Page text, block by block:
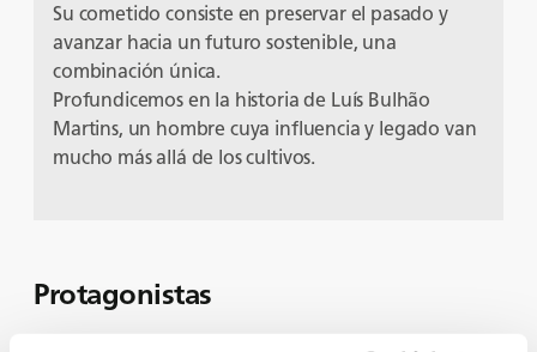
Su cometido consiste en preservar el pasado y
avanzar hacia un futuro sostenible, una
combinación única.
Profundicemos en la historia de Luís Bulhão
Martins, un hombre cuya influencia y legado van
mucho más allá de los cultivos.
Protagonistas